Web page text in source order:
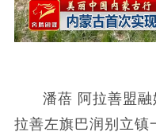
潘蓓 阿拉善盟
拉善左旗巴润别立镇